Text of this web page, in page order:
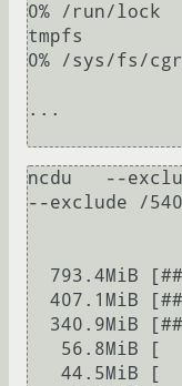
0% /run/lock
tmpfs
0% /sys/fs/
...
ncdu   --
--exclude /